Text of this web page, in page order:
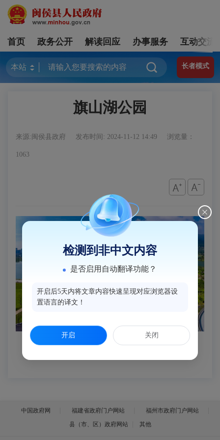
首页 政务公开 解读回应 办事服务 互动交流
长者模式
旗山湖公园
来源:闽侯县政府 发布时间: 2024-11-12 14:49 浏览量：
1063
中国政府网 福建省政府门户网站
福州市政府门户网站
县（市、区）政府网站
其他
检测到非中文内容
是否启用自动翻译功能？
开启后5天内将文章内容快速呈现对应浏览器设
置语言的译文！
开启 关闭